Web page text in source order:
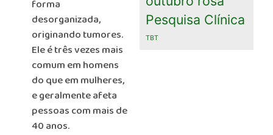
forma
desorganizada,
originando tumores.
Ele é três vezes mais
comum em homens
do que em mulheres,
e geralmente afeta
pessoas com mais de
40 anos.
Pesquisa Clínica
TBT